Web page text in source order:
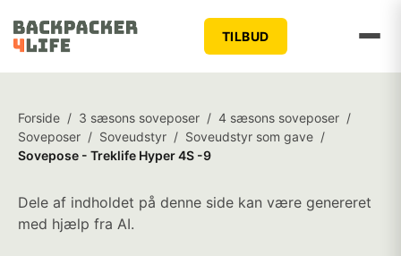
TILBUD
Forside / 3 sæsons soveposer / 4 sæsons soveposer /
Soveposer / Soveudstyr / Soveudstyr som gave /
Sovepose - Treklife Hyper 4S -9
Dele af indholdet på denne side kan være genereret
med hjælp fra AI.